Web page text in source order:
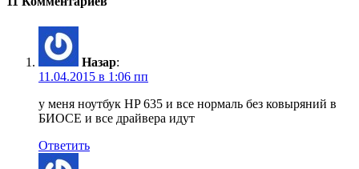
Назар:
11.04.2015 в 1:06 пп
у меня ноутбук HP 635 и все нормаль без ковыряний в
БИОСЕ и все драйвера идут
Ответить